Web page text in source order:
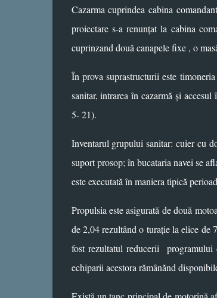
Cazarma cuprindea cabina
proiectare s-a renunțat la cabina
cuprinzand două canapele fixe , o
În prova suprastructurii este
sanitar, intrarea în cazarmă și
5- 21).
Inventarul grupului sanitar: cuier cu
suport prosop; în bucataria navei se
este executată în maniera tipică
Propulsia este asigurată de două
de 2,04 rezultând o turație la elice de
fost rezultatul reducerii
programului
echiparii acestora rămânănd